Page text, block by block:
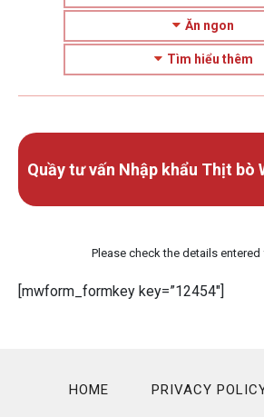
Ăn ngon
Tìm hiểu thêm
Quầy tư vấn Nhập khẩu Thịt bò
Please check the details entered
[mwform_formkey key=”12454″]
HOME PRIVACY